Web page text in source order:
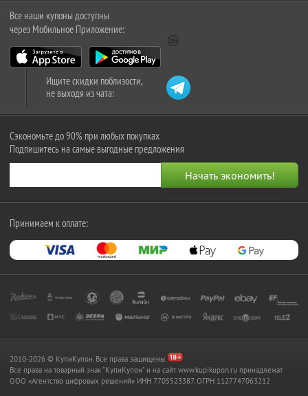
Все наши купоны доступны
через Мобильное Приложение:
Ищите скидки поблизости,
не выходя из чата:
Сэкономьте до 90% при любых покупках
Подпишитесь на самые выгодные предложения
Принимаем к оплате:
2010-2026 © КупиКупон. Все права защищены.
Все права на товарный знак "КупиКупон" и на сайт www.kupikupon.ru принадлежат
OOO «Агентство цифровых решений» ИНН 7705523387, ОГРН 1127747063212